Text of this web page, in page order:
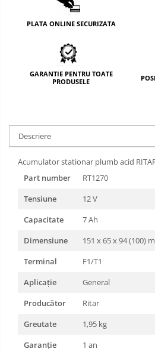
PLATA ONLINE SECURIZATA
GARANTIE PENTRU TOATE
PRODUSELE
Descriere
Acumulator stationar plumb acid
Part number
RT1270
Tensiune
12 V
Capacitate
7 Ah
Dimensiune
151 x 65 x 94 (100)
Terminal
F1/T1
Aplicație
General
Producător
Ritar
Greutate
1,95 kg
Garanție
1 an